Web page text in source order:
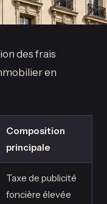
des frais
en
Composition
principale
Taxe de publicité
foncière élevée